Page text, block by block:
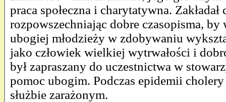
praca społeczna i charytatywna.
rozpowszechniając dobre czasopisma, by
ubogiej młodzieży w zdobywaniu
jako człowiek wielkiej wytrwałości i
był zapraszany do uczestnictwa w
pomoc ubogim. Podczas epidemii
służbie zarażonym.